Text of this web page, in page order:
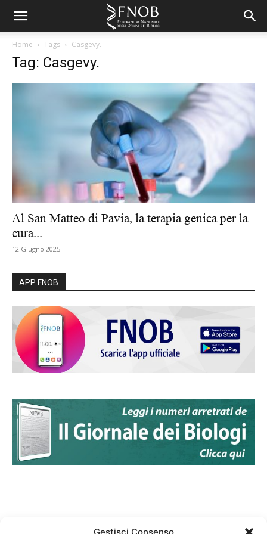
Home Tags Casgevy.
Tag: Casgevy.
Al San Matteo di Pavia, la terapia genica per la
cura...
12 Giugno 2025
APP FNOB